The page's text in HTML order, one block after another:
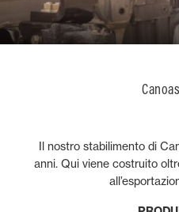
Il nostro stabilimento di
anni. Qui viene costruito